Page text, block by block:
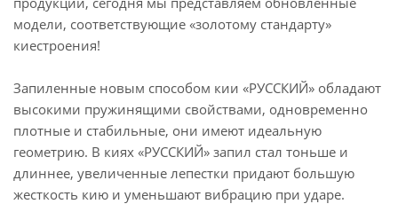
модели, соответствующие «золотому стандарту»
киестроения!
Запиленные новым способом кии «РУССКИЙ» обладают
высокими пружинящими свойствами, одновременно
плотные и стабильные, они имеют идеальную
геометрию. В киях «РУССКИЙ» запил стал тоньше и
длиннее, увеличенные лепестки придают большую
жесткость кию и уменьшают вибрацию при ударе.